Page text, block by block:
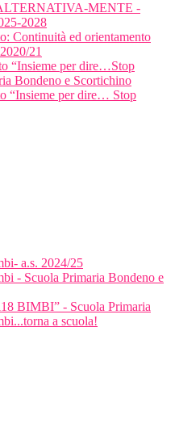
MENTE -
2028
Continuità ed orientamento
21
“Insieme per dire…Stop
Bondeno e Scortichino
“Insieme per dire… Stop
a.s. 2024/25
- Scuola Primaria Bondeno e
BIMBI” - Scuola Primaria
a scuola!